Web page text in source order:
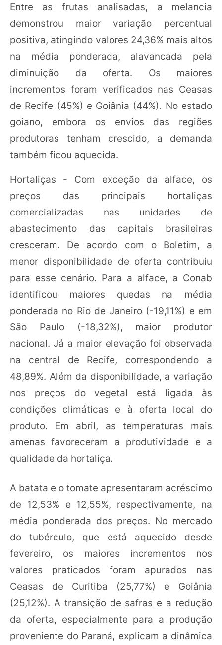
Entre as frutas analisadas, a melancia
demonstrou maior variação percentual
positiva, atingindo valores 24,36% mais altos
na média ponderada, alavancada pela
diminuição da oferta. Os maiores
incrementos foram verificados nas Ceasas
de Recife (45%) e Goiânia (44%). No estado
goiano, embora os envios das regiões
produtoras tenham crescido, a demanda
também ficou aquecida.
Hortaliças - Com exceção da alface, os
preços das principais hortaliças
comercializadas nas unidades de
abastecimento das capitais brasileiras
cresceram. De acordo com o Boletim, a
menor disponibilidade de oferta contribuiu
para esse cenário. Para a alface, a Conab
identificou maiores quedas na média
ponderada no Rio de Janeiro (-19,11%) e em
São Paulo (-18,32%), maior produtor
nacional. Já a maior elevação foi observada
na central de Recife, correspondendo a
48,89%. Além da disponibilidade, a variação
nos preços do vegetal está ligada às
condições climáticas e à oferta local do
produto. Em abril, as temperaturas mais
amenas favoreceram a produtividade e a
qualidade da hortaliça.
A batata e o tomate apresentaram acréscimo
de 12,53% e 12,55%, respectivamente, na
média ponderada dos preços. No mercado
do tubérculo, que está aquecido desde
fevereiro, os maiores incrementos nos
valores praticados foram apurados nas
Ceasas de Curitiba (25,77%) e Goiânia
(25,12%). A transição de safras e a redução
da oferta, especialmente para a produção
proveniente do Paraná, explicam a dinâmica